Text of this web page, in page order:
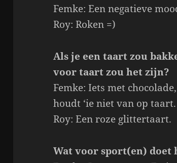
Femke: Een negatieve
Roy: Roken =)
Als je een taart zou
voor taart zou het zijn?
Femke: Iets met
houdt ‘ie niet van op taart.
Roy: Een roze glittertaart.
Wat voor sport(en) doet